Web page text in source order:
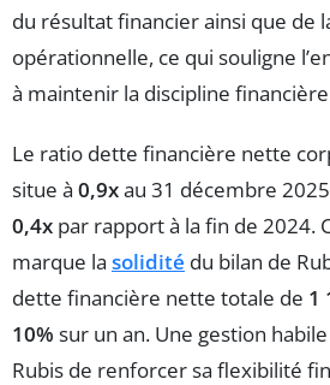
du résultat financier ainsi que de
opérationnelle, ce qui souligne
à maintenir la discipline
Le ratio dette financière nette
situe à 0,9xau 31 décembre
0,4x par rapport à la fin de 2024.
marque la solidité du bilan de
dette financière nette totale de 1
10% sur un an. Une gestion
Rubis de renforcer sa flexibilité